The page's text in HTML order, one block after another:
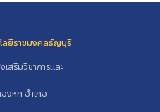
ลยีราชมงคลธัญบุรี
สริมวิชาการและ
งหก อำเภอ